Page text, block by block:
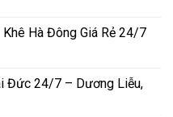
Hà Đông Giá Rẻ 24/7
Đức 24/7 – Dương Liễu,